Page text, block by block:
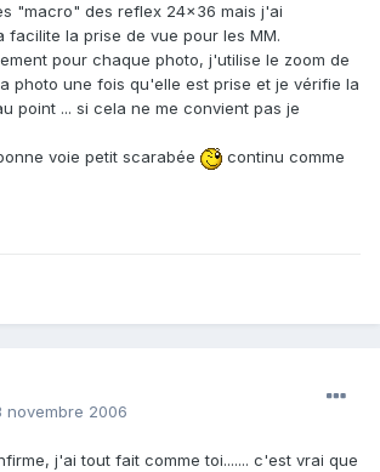
"macro" des reflex 24x36 mais j'ai
facilite la prise de vue pour les MM.
pour chaque photo, j'utilise le zoom de
photo une fois qu'elle est prise et je vérifie la
point ... si cela ne me convient pas je
voie petit scarabée
continu comme
novembre 2006
j'ai tout fait comme toi....... c'est vrai que